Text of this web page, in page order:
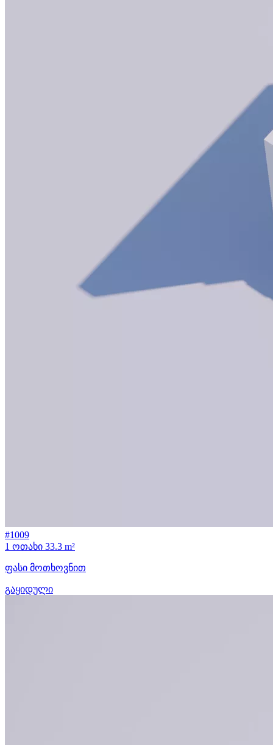
#1009
1 ოთახი 33.3 m²
ფასი მოთხოვნით
გაყიდული